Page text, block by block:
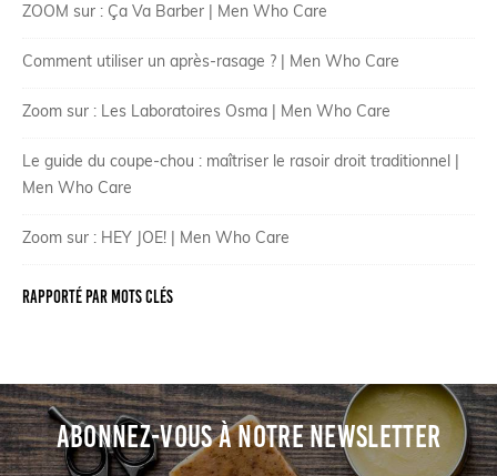
ZOOM sur : Ça Va Barber | Men Who Care
Comment utiliser un après-rasage ? | Men Who Care
Zoom sur : Les Laboratoires Osma | Men Who Care
Le guide du coupe-chou : maîtriser le rasoir droit traditionnel |
Men Who Care
Zoom sur : HEY JOE! | Men Who Care
Rapporté par mots clés
ABONNEZ-VOUS À NOTRE NEWSLETTER